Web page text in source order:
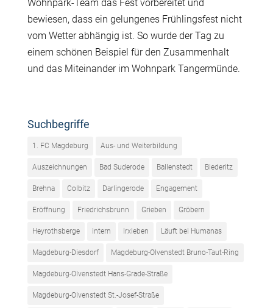
Wohnpark-Team das Fest vorbereitet und
bewiesen, dass ein gelungenes Frühlingsfest nicht
vom Wetter abhängig ist. So wurde der Tag zu
einem schönen Beispiel für den Zusammenhalt
und das Miteinander im Wohnpark Tangermünde.
Suchbegriffe
1. FC Magdeburg Aus- und Weiterbildung
Auszeichnungen Bad Suderode Ballenstedt Biederitz
Brehna Colbitz Darlingerode Engagement
Eröffnung Friedrichsbrunn Grieben Gröbern
Heyrothsberge intern Irxleben Läuft bei Humanas
Magdeburg-Diesdorf Magdeburg-Olvenstedt Bruno-Taut-Ring
Magdeburg-Olvenstedt Hans-Grade-Straße
Magdeburg-Olvenstedt St.-Josef-Straße